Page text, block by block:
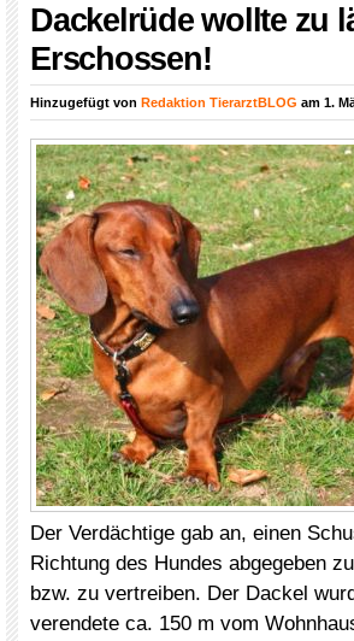
Dackelrüde wollte zu
Erschossen!
Hinzugefügt von Redaktion TierarztBLOG am 1.
Der Verdächtige gab an, einen
Richtung des Hundes abgegeben
bzw. zu vertreiben. Der Dackel
verendete ca. 150 m vom